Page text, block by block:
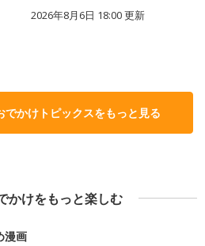
2026年8月6日 18:00更新
でかけトピックスをもっと見る
かけをもっと楽しむ
漫画